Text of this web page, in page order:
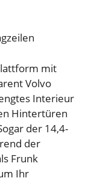
mit
Volvo
Interieur
Hintertüren
der 14,4-
der
Frunk
Ihr